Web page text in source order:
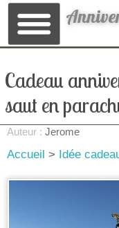
Cadeau
saut en
Auteur : Jerome
Accueil > Idée